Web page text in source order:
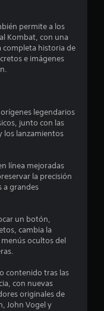
e
s
e
l
l
c
i
permite a los
Kombat, con una
completa historia de
e imágenes
legendarios
junto con las
los lanzamientos
línea mejoradas
la precisión
a grandes
un botón,
cambia la
ocultos del
contenido tras las
con nuevas
originales de
John Vogel y